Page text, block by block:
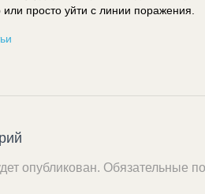
просто уйти с линии поражения.
опубликован. Обязательные